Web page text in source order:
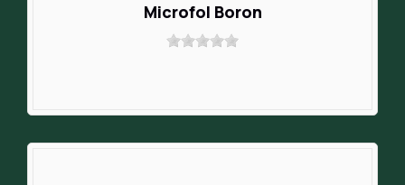
Microfol Boron